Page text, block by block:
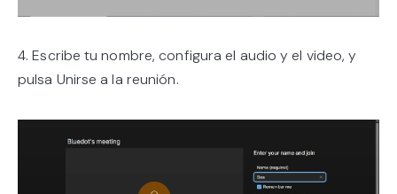
4. Escribe tu nombre, configura el audio y el video, y
pulsa Unirse a la reunión.